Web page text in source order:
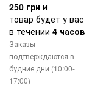
250 грн и
товар будет у вас
в течении 4 часов
Заказы
подтверждаются в
будние дни (10:00-
17:00)